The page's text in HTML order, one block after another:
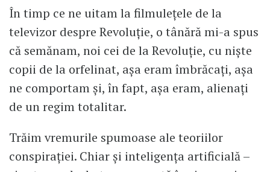
În timp ce ne uitam la filmulețele de la
televizor despre Revoluție, o tânără mi-a spus
că semănam, noi cei de la Revoluție, cu niște
copii de la orfelinat, așa eram îmbrăcați, așa
ne comportam și, în fapt, așa eram, alienați
de un regim totalitar.
Trăim vremurile spumoase ale teoriilor
conspirației. Chiar și inteligența artificială –